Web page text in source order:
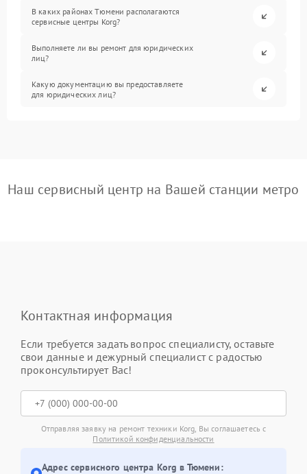
В каких районах Тюмени располагаются
сервисные центры Korg?
Выполняете ли вы ремонт для юридических
лиц?
Какую документацию вы предоставляете
для юридических лиц?
Наш сервисный центр на Вашей станции метро
Контактная информация
Если требуется задать вопрос специалисту, оставьте
свои данные и дежурный специалист с радостью
проконсультирует Вас!
Отправляя заявку на ремонт техники Korg, Вы соглашаетесь с
Политикой конфиденциальности
Адрес сервисного центра Korg в Тюмени: